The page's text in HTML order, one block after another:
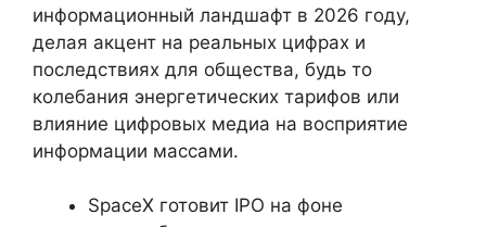
информационный ландшафт в 2026 году,
делая акцент на реальных цифрах и
последствиях для общества, будь то
колебания энергетических тарифов или
влияние цифровых медиа на восприятие
информации массами.
SpaceX готовит IPO на фоне